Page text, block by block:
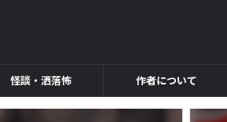
怪談・洒落怖 作者について